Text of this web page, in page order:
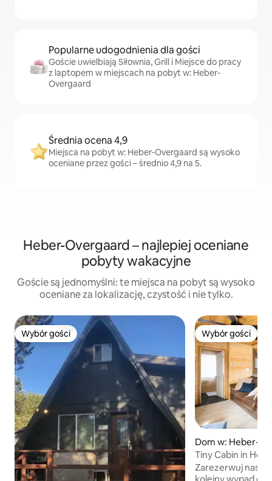
Popularne udogodnienia dla gości
Goście uwielbiają Siłownia, Grill i Miejsce do pracy
z laptopem w miejscach na pobyt w: Heber-
Overgaard
Średnia ocena 4,9
Miejsca na pobyt w: Heber-Overgaard są wysoko
oceniane przez gości – średnio 4,9 na 5.
Heber-Overgaard – najlepiej oceniane
pobyty wakacyjne
Goście są jednomyślni: te miejsca na pobyt są wysoko
oceniane za lokalizację, czystość i nie tylko.
Wybór gości
Wybór gości Wybór gości
Wybór gości
Dom w: Heber-
Tiny Cabin in
Zarezerwuj